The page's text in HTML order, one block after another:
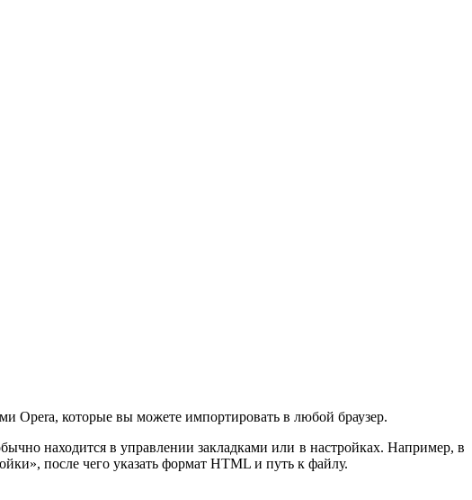
Opera, которые вы можете импортировать в любой браузер.
находится в управлении закладками или в настройках. Например, в
после чего указать формат HTML и путь к файлу.